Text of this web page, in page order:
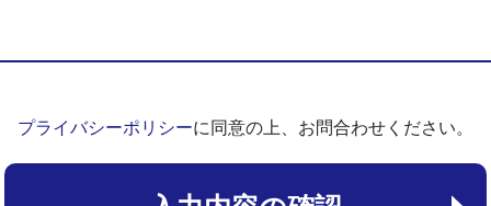
プライバシーポリシーに同意の上、お問合わせください。